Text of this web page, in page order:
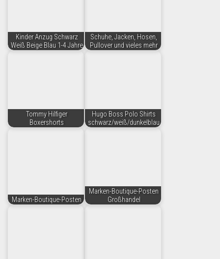
Kinder Anzug Schwarz
Weiß Beige Blau 1-4 Jahre
Schuhe, Jacken, Hosen,
Pullover und vieles mehr
Tommy Hilfiger
Boxershorts
Hugo Boss Polo Shirts
schwarz/weiß/dunkelblau
Marken-Boutique-Posten
Marken-Boutique-Posten
Großhandel